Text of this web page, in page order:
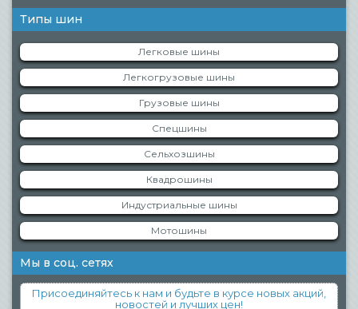
Типы шин
Легковые шины
Легкогрузовые шины
Грузовые шины
Спецшины
Сельхозшины
Квадрошины
Индустриальные шины
Мотошины
Мы в соц. сетях
Присоединяйтесь к нам и будьте в курсе новых акций,
новостей и лучших цен!